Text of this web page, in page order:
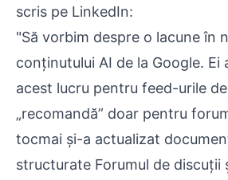
scris pe LinkedIn:
"Să vorbim despre o lacune în
conținutului AI de la Google. Ei
acest lucru pentru feed-urile
„recomandă” doar pentru
tocmai și-a actualizat
structurate Forumul de discuții